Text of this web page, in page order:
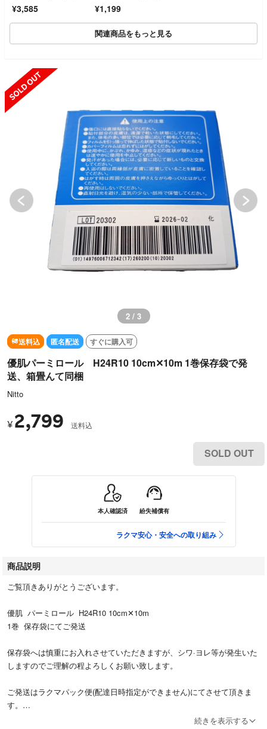
¥3,585 ¥1,199
関連商品をもっと見る
2 / 3
送料込 匿名配送 すぐに購入可
優肌パーミロール H24R10 10cm✕10m 1巻保存袋で発
送、箱畳んて同梱
Nitto
¥ 2,799 送料込
SOLD OUT
本人確認済 紛失補償有
ラクマ安心・安全への取り組み
商品説明
ご覧頂きありがとうございます。
優肌 パーミロール H24R10 10cm✕10m
1巻 保存袋にてご発送
保存袋へは慎重にお入れさせていただきますが、シワ·ヨレ等が発生いた
しますのでご理解の程よろしくお願い致します。
ご発送はラクマパック便(配達日時指定ができません)にてさせて頂きま
す。
続きを表示する